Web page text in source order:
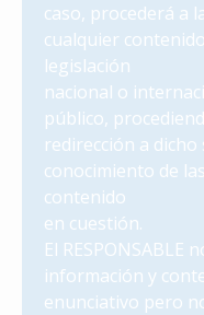
caso, procederá a
cualquier
legislación
nacional o
público,
redirección a
conocimiento de
contenido
en cuestión.
El RESPONSABLE
información y
enunciativo pero